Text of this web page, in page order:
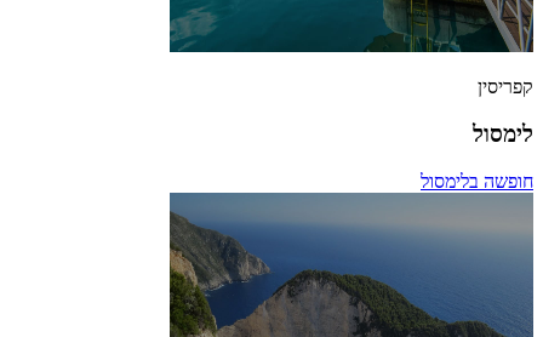
קפריסין
לימסול
חופשה בלימסול